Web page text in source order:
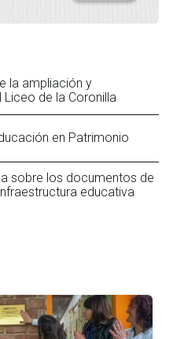
la ampliación y
Liceo de la Coronilla
en Patrimonio
sobre los documentos de
educativa